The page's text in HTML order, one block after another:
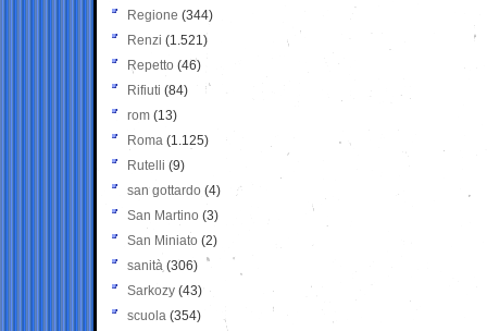
Regione (344)
Renzi (1.521)
Repetto (46)
Rifiuti (84)
rom (13)
Roma (1.125)
Rutelli (9)
san gottardo (4)
San Martino (3)
San Miniato (2)
sanità (306)
Sarkozy (43)
scuola (354)